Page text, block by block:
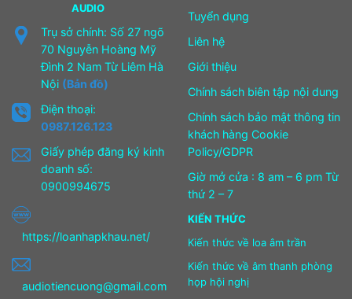
AUDIO
Trụ sở chính: Số 27 ngõ
70 Nguyễn Hoàng Mỹ
Đình 2 Nam Từ Liêm Hà
Nội (Bản đồ)
Điện thoại:
0987.126.123
Giấy phép đăng ký kinh
doanh số:
0900994675
https://loanhapkhau.net/
audiotiencuong@gmail.com
Tuyển dụng
Liên hệ
Giới thiệu
Chính sách biên tập nội dung
Chính sách bảo mật thông tin
khách hàng Cookie
Policy/GDPR
Giờ mở cửa : 8 am – 6 pm Từ
thứ 2 – 7
KIẾN THỨC
Kiến thức về loa âm trần
Kiến thức về âm thanh phòng
họp hội nghị